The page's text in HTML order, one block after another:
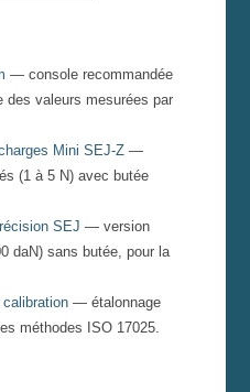
— console recommandée
des valeurs mesurées par
Mini SEJ-Z—
(1 à 5 N) avec butée
SEJ — version
daN) sans butée, pour la
— étalonnage
méthodes ISO 17025.